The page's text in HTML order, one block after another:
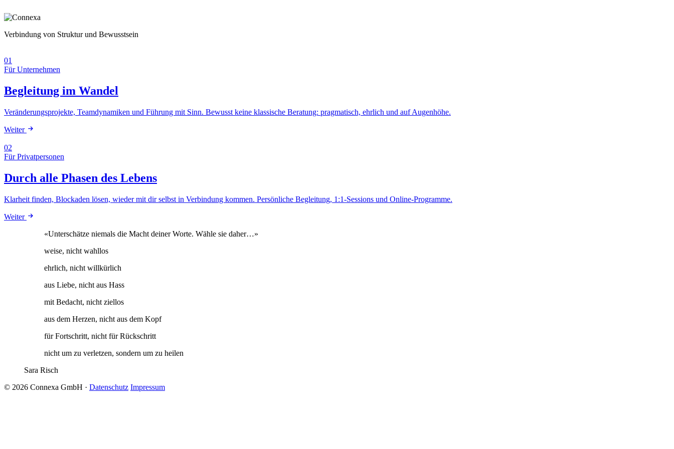
Verbindung von Struktur und Bewusstsein
01
Für Unternehmen
Begleitung im Wandel
Veränderungsprojekte, Teamdynamiken und Führung mit Sinn. Bewusst keine klassische Beratung: pragmatisch, ehrlich und auf Augenhöhe.
Weiter
02
Für Privatpersonen
Durch alle Phasen des Lebens
Klarheit finden, Blockaden lösen, wieder mit dir selbst in Verbindung kommen. Persönliche Begleitung, 1:1-Sessions und Online-Programme.
Weiter
«Unterschätze niemals die Macht deiner Worte. Wähle sie daher…»
weise, nicht wahllos
ehrlich, nicht willkürlich
aus Liebe, nicht aus Hass
mit Bedacht, nicht ziellos
aus dem Herzen, nicht aus dem Kopf
für Fortschritt, nicht für Rückschritt
nicht um zu verletzen, sondern um zu heilen
Sara Risch
© 2026 Connexa GmbH · Datenschutz Impressum